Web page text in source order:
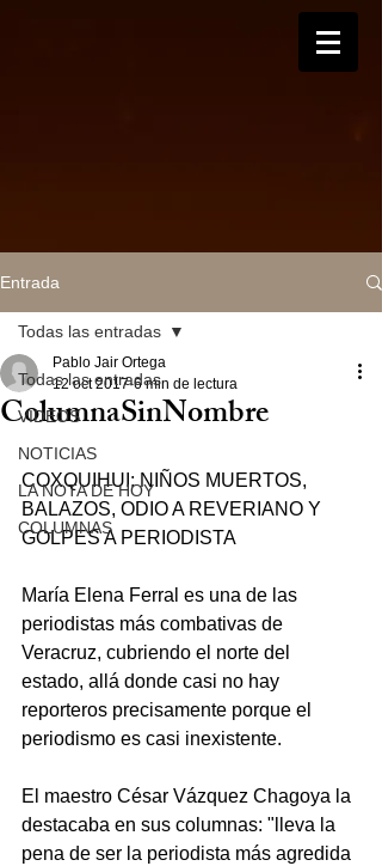
Entrada
Todas las entradas
VIDEOS
NOTICIAS
LA NOTA DE HOY
COLUMNAS
Todas las entradas
ColumnaSinNombre
Pablo Jair Ortega
12 oct 2017 6 min de lectura
COXQUIHUI: NIÑOS MUERTOS,
BALAZOS, ODIO A REVERIANO Y
GOLPES A PERIODISTA
María Elena Ferral es una de las
periodistas más combativas de
Veracruz, cubriendo el norte del
estado, allá donde casi no hay
reporteros precisamente porque el
periodismo es casi inexistente.
El maestro César Vázquez Chagoya la
destacaba en sus columnas: "lleva la
pena de ser la periodista más agredida